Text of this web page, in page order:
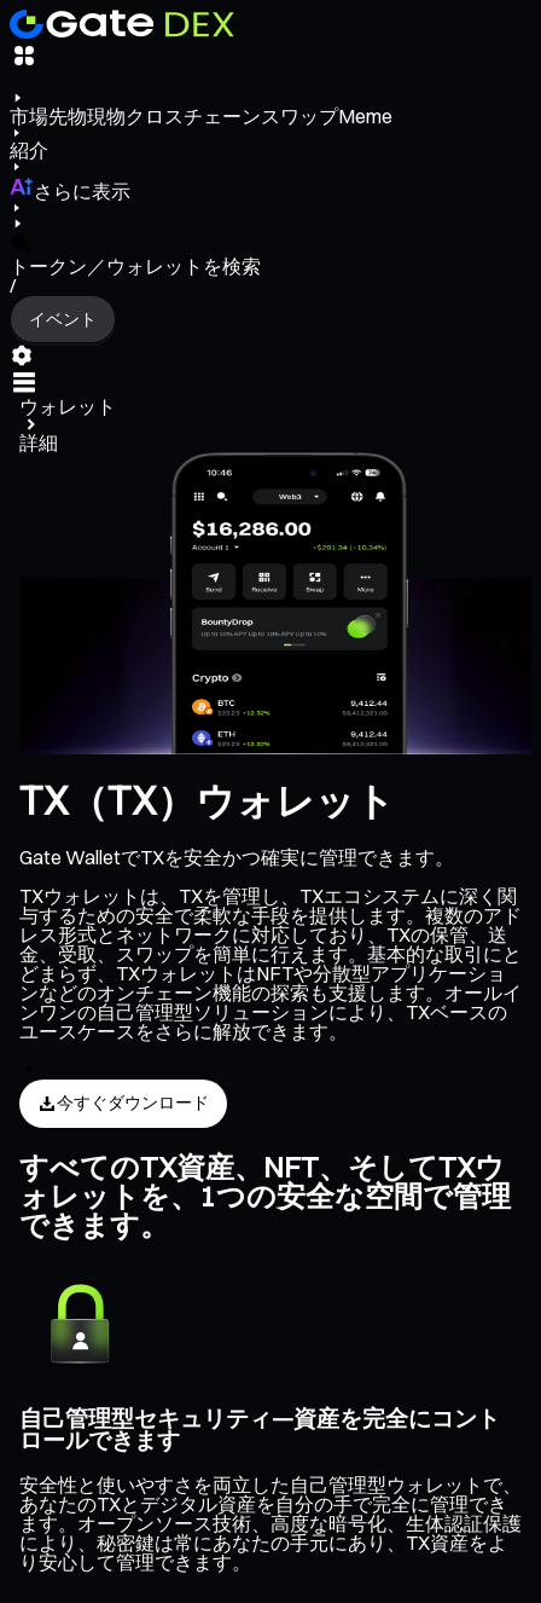
市場先物現物クロスチェーンスワップMeme
紹介
さらに表示
トークン／ウォレットを検索
/
イベント
ウォレット
詳細
TX（TX）ウォレット
Gate WalletでTXを安全かつ確実に管理できます。
TXウォレットは、TXを管理し、TXエコシステムに深く関
与するための安全で柔軟な手段を提供します。複数のアド
レス形式とネットワークに対応しており、TXの保管、送
金、受取、スワップを簡単に行えます。基本的な取引にと
どまらず、TXウォレットはNFTや分散型アプリケーショ
ンなどのオンチェーン機能の探索も支援します。オールイ
ンワンの自己管理型ソリューションにより、TXベースの
ユースケースをさらに解放できます。
今すぐダウンロード
すべてのTX資産、NFT、そしてTXウ
ォレットを、1つの安全な空間で管理
できます。
自己管理型セキュリティ—資産を完全にコント
ロールできます
安全性と使いやすさを両立した自己管理型ウォレットで、
あなたのTXとデジタル資産を自分の手で完全に管理でき
ます。オープンソース技術、高度な暗号化、生体認証保護
により、秘密鍵は常にあなたの手元にあり、TX資産をよ
り安心して管理できます。